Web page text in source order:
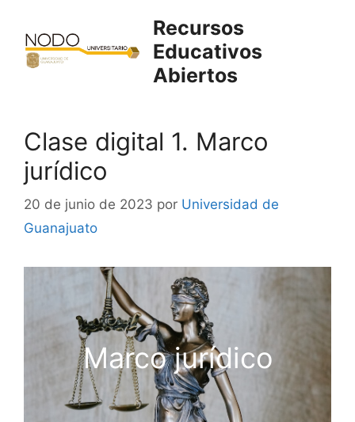
contenido
Recursos
Educativos
Abiertos
Clase digital 1. Marco
jurídico
20 de junio de 2023 por Universidad de
Guanajuato
Marco jurídico